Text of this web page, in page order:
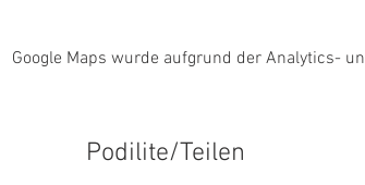
Google Maps wurde aufgrund der Analytics-
Podilite/Teilen